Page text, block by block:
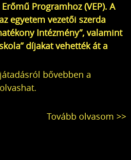
Programhoz (VEP). A
egyetem vezetői szerda
Intézmény”, valamint
díjakat vehették át a
bővebben a
Tovább olvasom >>